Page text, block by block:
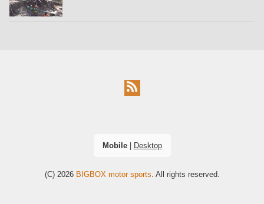
Mobile| Desktop
(C) 2026 BIGBOX motor sports . All rights reserved.